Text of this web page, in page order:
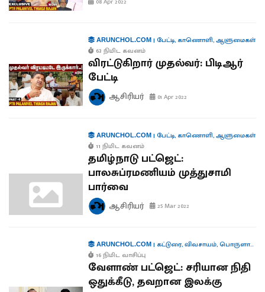
ARUNCHOL.COM| பேட்டி, காணொளி,ஆளுமைகள்
63 நிமிட கவனம்
விரட்டுகிறார் முதல்வர்: பிடிஆர்
பேட்டி
ஆசிரியர் 01 Apr 2022
ARUNCHOL.COM| பேட்டி, காணொளி,ஆளுமைகள்
11 நிமிட கவனம்
தமிழ்நாடு பட்ஜெட்:
பாலசுப்ரமணியம் முத்துசாமி
பார்வை
ஆசிரியர் 25 Mar 2022
ARUNCHOL.COM| கட்டுரை,விவசாயம்,பொருளாதாரம்
16 நிமிட வாசிப்பு
வேளாண் பட்ஜெட்: சரியான நிதி
ஒதுக்கீடு, தவறான இலக்கு